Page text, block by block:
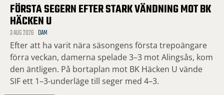
FÖRSTA SEGERN EFTER STARK VÄNDNING MOT BK
HÄCKEN U
3 AUG 2026 DAM
Efter att ha varit nära säsongens första trepoängare
förra veckan, damerna spelade 3–3 mot Alingsås, kom
den äntligen. På bortaplan mot BK Häcken U vände
SIF ett 1–3-underläge till seger med 4–3.